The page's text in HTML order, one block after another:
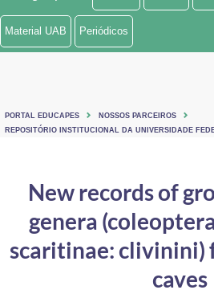
Ministério de Minas e Energia
Ministério do Turismo
Controladoria-Geral da União
Ministério da Mulher, da Família e dos Direitos
Material UAB Periódicos
PORTAL EDUCAPES
NOSSOS PARCEIROS
REPOSITÓRIO INSTITUCIONAL DA UNIVERSIDADE
New records of
genera
scaritinae: clivinini)
caves